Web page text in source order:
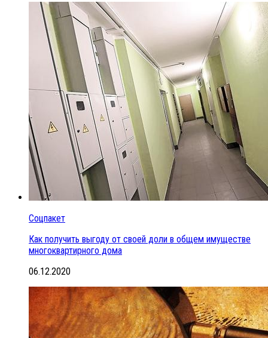
Соцпакет
Как получить выгоду от своей доли в общем имуществе
многоквартирного дома
06.12.2020